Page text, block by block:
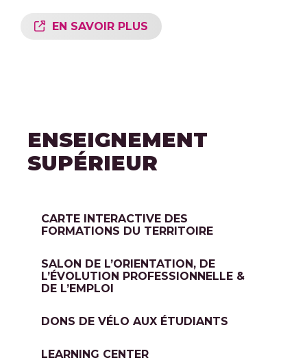
EN SAVOIR PLUS
ENSEIGNEMENT
SUPÉRIEUR
CARTE INTERACTIVE DES
FORMATIONS DU TERRITOIRE
SALON DE L’ORIENTATION, DE
L’ÉVOLUTION PROFESSIONNELLE &
DE L’EMPLOI
DONS DE VÉLO AUX ÉTUDIANTS
LEARNING CENTER